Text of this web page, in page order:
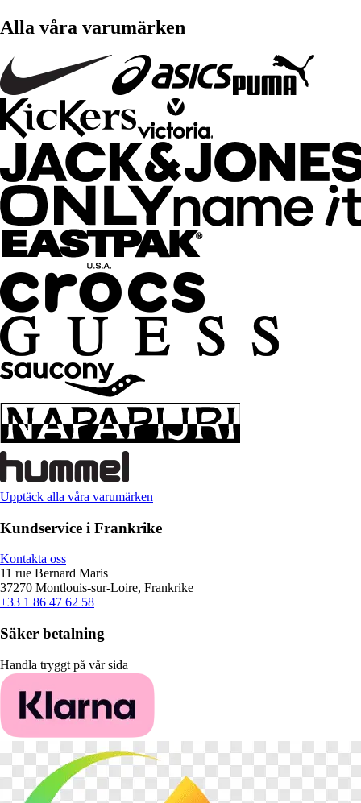
Alla våra varumärken
Upptäck alla våra varumärken
Kundservice i Frankrike
Kontakta oss
11 rue Bernard Maris
37270 Montlouis-sur-Loire, Frankrike
+33 1 86 47 62 58
Säker betalning
Handla tryggt på vår sida